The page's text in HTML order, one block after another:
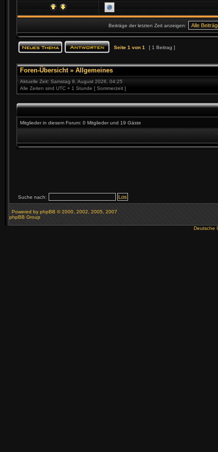
Beiträge der letzten Zeit anzeigen:
Seite 1 von 1 [ 1 Beitrag ]
Foren-Übersicht» Allgemeines
Aktuelle Zeit: Samstag 8. August 2026, 04:25
Alle Zeiten sind UTC + 1 Stunde [ Sommerzeit ]
Mitglieder in diesem Forum: 0 Mitglieder und 19 Gäste
Suche nach:
Powered by phpBB © 2000, 2002, 2005, 2007
phpBB Group
Deutsche